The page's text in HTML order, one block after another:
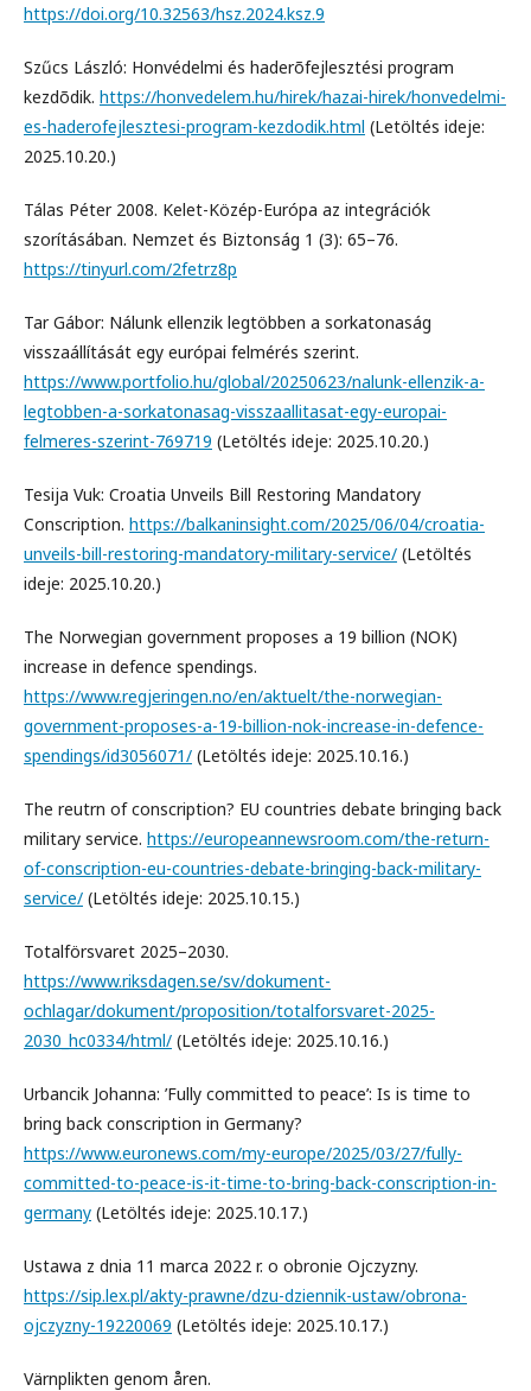
https://doi.org/10.32563/hsz.2024.ksz.9
Szűcs László: Honvédelmi és haderõfejlesztési program
kezdõdik. https://honvedelem.hu/hirek/hazai-hirek/honvedelmi-
es-haderofejlesztesi-program-kezdodik.html (Letöltés ideje:
2025.10.20.)
Tálas Péter 2008. Kelet-Közép-Európa az integrációk
szorításában. Nemzet és Biztonság 1 (3): 65–76.
https://tinyurl.com/2fetrz8p
Tar Gábor: Nálunk ellenzik legtöbben a sorkatonaság
visszaállítását egy európai felmérés szerint.
https://www.portfolio.hu/global/20250623/nalunk-ellenzik-a-
legtobben-a-sorkatonasag-visszaallitasat-egy-europai-
felmeres-szerint-769719 (Letöltés ideje: 2025.10.20.)
Tesija Vuk: Croatia Unveils Bill Restoring Mandatory
Conscription. https://balkaninsight.com/2025/06/04/croatia-
unveils-bill-restoring-mandatory-military-service/ (Letöltés
ideje: 2025.10.20.)
The Norwegian government proposes a 19 billion (NOK)
increase in defence spendings.
https://www.regjeringen.no/en/aktuelt/the-norwegian-
government-proposes-a-19-billion-nok-increase-in-defence-
spendings/id3056071/ (Letöltés ideje: 2025.10.16.)
The reutrn of conscription? EU countries debate bringing back
military service. https://europeannewsroom.com/the-return-
of-conscription-eu-countries-debate-bringing-back-military-
service/ (Letöltés ideje: 2025.10.15.)
Totalförsvaret 2025–2030.
https://www.riksdagen.se/sv/dokument-
ochlagar/dokument/proposition/totalforsvaret-2025-
2030_hc0334/html/ (Letöltés ideje: 2025.10.16.)
Urbancik Johanna: ’Fully committed to peace’: Is is time to
bring back conscription in Germany?
https://www.euronews.com/my-europe/2025/03/27/fully-
committed-to-peace-is-it-time-to-bring-back-conscription-in-
germany (Letöltés ideje: 2025.10.17.)
Ustawa z dnia 11 marca 2022 r. o obronie Ojczyzny.
https://sip.lex.pl/akty-prawne/dzu-dziennik-ustaw/obrona-
ojczyzny-19220069 (Letöltés ideje: 2025.10.17.)
Värnplikten genom åren.